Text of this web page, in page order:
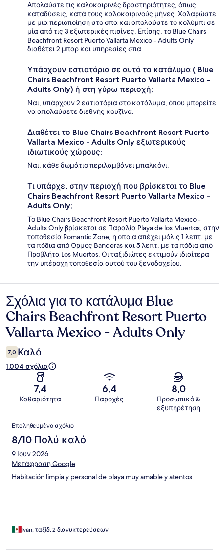
Απολαύστε τις καλοκαιρινές δραστηριότητες, όπως
καταδύσεις, κατά τους καλοκαιρινούς μήνες. Χαλαρώστε
με μια περιοποίηση στο σπα και απολαύστε το κολύμπι σε
μία από τις 3 εξωτερικές πισίνες. Επίσης, το Blue Chairs
Beachfront Resort Puerto Vallarta Mexico - Adults Only
διαθέτει 2 μπαρ και υπηρεσίες σπα.
Υπάρχουν εστιατόρια σε αυτό το κατάλυμα ( Blue
Chairs Beachfront Resort Puerto Vallarta Mexico -
Adults Only) ή στη γύρω περιοχή;
Ναι, υπάρχουν 2 εστιατόρια στο κατάλυμα, όπου μπορείτε
να απολαύσετε διεθνής κουζίνα.
Διαθέτει το Blue Chairs Beachfront Resort Puerto
Vallarta Mexico - Adults Only εξωτερικούς
ιδιωτικούς χώρους;
Ναι, κάθε δωμάτιο περιλαμβάνει μπαλκόνι.
Τι υπάρχει στην περιοχή που βρίσκεται το Blue
Chairs Beachfront Resort Puerto Vallarta Mexico -
Adults Only;
Το Blue Chairs Beachfront Resort Puerto Vallarta Mexico -
Adults Only βρίσκεται σε Παραλία Playa de los Muertos, στην
τοποθεσία Romantic Zone, η οποία απέχει μόλις 1 λεπτ. με
τα πόδια από Όρμος Banderas και 5 λεπτ. με τα πόδια από
Προβλήτα Los Muertos. Οι ταξιδιώτες εκτιμούν ιδιαίτερα
την υπέροχη τοποθεσία αυτού του ξενοδοχείου.
Σχόλια
Σχόλια για το κατάλυμα Blue
Chairs Beachfront Resort Puerto
Vallarta Mexico - Adults Only
7,0 Καλό
1.004 σχόλια
7,4
Καθαριότητα
6,4
Παροχές
8,0
Προσωπικό &
εξυπηρέτηση
Σχόλια
Επαληθευμένο σχόλιο
8/10 Πολύ καλό
9 Ιουν 2026
Μετάφραση Google
Habitación limpia y personal de playa muy amable y atentos.
Iván, ταξίδι 2 διανυκτερεύσεων